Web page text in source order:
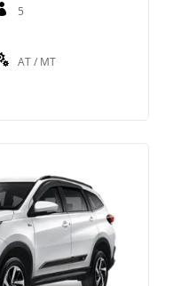
5
AT / MT